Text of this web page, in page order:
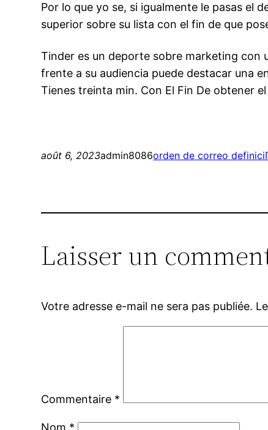
Por lo que yo se, si igualmente le pasas el
superior sobre su lista con el fin de que
Tinder es un deporte sobre marketing con
frente a su audiencia puede destacar una
Tienes treinta min. Con El Fin De obtener
août 6, 2023admin8086orden de correo
Laisser un
Votre adresse e-mail ne sera pas publiée.
Commentaire *
Nom *